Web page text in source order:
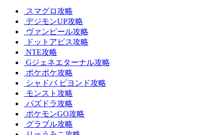
スマグロ攻略
デジモンUP攻略
ヴァンピール攻略
ドットアビス攻略
NTE攻略
Gジェネエターナル攻略
ポケポケ攻略
シャドバ ビヨンド攻略
モンスト攻略
パズドラ攻略
ポケモンGO攻略
グラブル攻略